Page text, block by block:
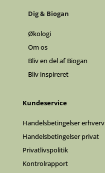
Dig & Biogan
Økologi
Om os
Bliv en del af Biogan
Bliv inspireret
Kundeservice
Handelsbetingelser erhverv
Handelsbetingelser privat
Privatlivspolitik
Kontrolrapport